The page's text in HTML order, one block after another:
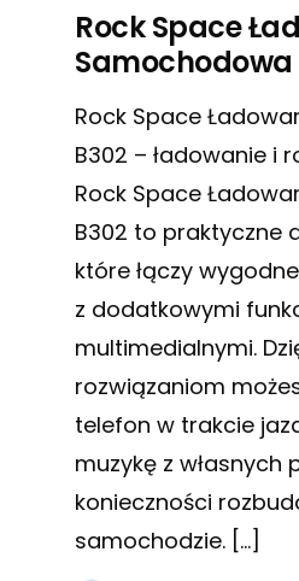
Rock Space
Samochodowa
Rock Space
B302 – ładowanie i
Rock Space
B302 to praktyczne
które łączy
z dodatkowymi
multimedialnymi.
rozwiązaniom
telefon w trakcie
muzykę z własnych
konieczności
samochodzie. […]